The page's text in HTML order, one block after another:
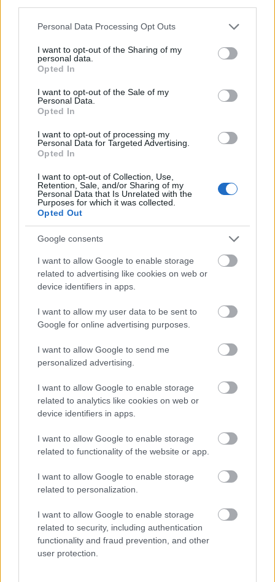
Please note that this website/app uses one or more Google
not limited to your visit or usage behaviour. You may click to
grant or deny consent to Google and its third-party tags to
use your data for below specified purposes in below Google
consent section.
Personal Data Processing Opt Outs
I want to opt-out of the Sharing of my
personal data.
Opted In
I want to opt-out of the Sale of my
Personal Data.
Opted In
I want to opt-out of processing my
Personal Data for Targeted Advertising.
Opted In
I want to opt-out of Collection, Use,
Retention, Sale, and/or Sharing of my
Personal Data that Is Unrelated with the
Purposes for which it was collected.
Opted Out
Google consents
I want to allow Google to enable storage
related to advertising like cookies on web or
device identifiers in apps.
I want to allow my user data to be sent to
Google for online advertising purposes.
I want to allow Google to send me
personalized advertising.
I want to allow Google to enable storage
related to analytics like cookies on web or
device identifiers in apps.
I want to allow Google to enable storage
related to functionality of the website or app.
I want to allow Google to enable storage
related to personalization.
I want to allow Google to enable storage
related to security, including authentication
functionality and fraud prevention, and other
user protection.
Kylie Jenner reggeli itala
Kylie Jenner
Megosztás
Messengeren
Itt állíthatod be , hogy a Google
keresőben könnyebben megtaláld a
glamour.hu cikkeit